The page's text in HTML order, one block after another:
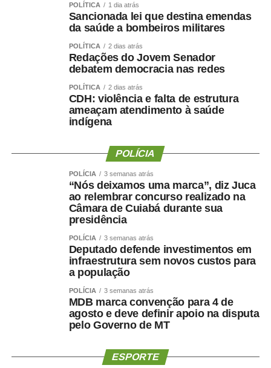
do café das lavouras e a secagem nos terreiros. O
excesso de umidade também aumentou a queda de frutos
no solo, o que pode comprometer a qualidade de parte
dos lotes e reduzir a disponibilidade de cafés de melhor
O problema atingiu principalmente áreas do Sul de
Minas, maior região produtora de arábica do País. O
tempo seco dos últimos dias permitiu a retomada dos
A entrada mais lenta do café novo mantém o mercado
atento à oferta brasileira. Os estoques certificados na
Bolsa de Nova York permanecem baixos, o que aumenta
a reação das cotações a qualquer problema climático ou
sinal de perda de qualidade.
A Conab estima que o Brasil produza 45,8 milhões de
sacas de arábica em 2026, crescimento de 28% sobre o
ano anterior. Para o canéfora, a previsão é de 20,9
milhões de sacas, alta de 0,8%.
Nas próximas semanas, o produtor deverá concentrar
esforços na conclusão da colheita e na secagem dos
decisiva para determinar quanto da safra maior
POLÍTICA 1 dia atrás
Sancionada lei que destina emendas
da saúde a bombeiros militares
POLÍTICA 2 dias atrás
Redações do Jovem Senador
debatem democracia nas redes
POLÍTICA 2 dias atrás
CDH: violência e falta de estrutura
ameaçam atendimento à saúde
indígena
POLÍCIA
POLÍCIA 3 semanas atrás
“Nós deixamos uma marca”, diz Juca
ao relembrar concurso realizado na
Câmara de Cuiabá durante sua
presidência
POLÍCIA 3 semanas atrás
Deputado defende investimentos em
infraestrutura sem novos custos para
a população
POLÍCIA 3 semanas atrás
MDB marca convenção para 4 de
agosto e deve definir apoio na disputa
pelo Governo de MT
ESPORTE